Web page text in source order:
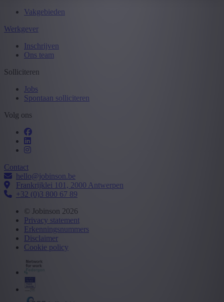
Vakgebieden
Werkgever
Inschrijven
Ons team
Solliciteren
Jobs
Spontaan solliciteren
Volg ons
Contact
hello@jobinson.be
Frankrijklei 101, 2000 Antwerpen
+32 (0)3 800 67 89
© Jobinson 2026
Privacy statement
Erkenningsnummers
Disclaimer
Cookie policy